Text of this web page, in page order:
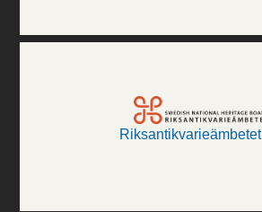
Riksantikvarieämbetet